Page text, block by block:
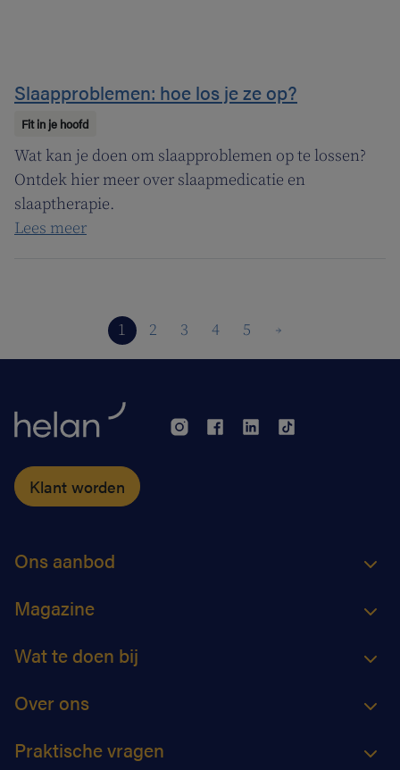
Slaapproblemen: hoe los je ze op?
Fit in je hoofd
Wat kan je doen om slaapproblemen op te lossen?
Ontdek hier meer over slaapmedicatie en
slaaptherapie.
Lees meer
1 2 3 4 5
Klant worden
Ons aanbod
Magazine
Wat te doen bij
Over ons
Praktische vragen